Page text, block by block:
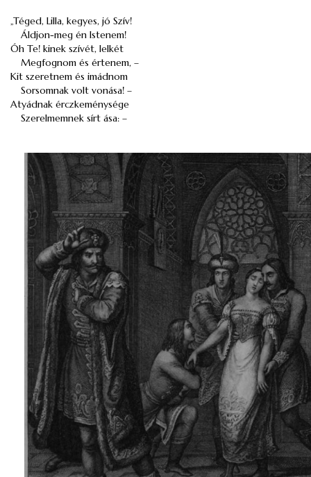
„Téged, Lilla, kegyes, jó Szív!
Áldjon-meg én Istenem!
Óh Te! kinek szívét, lelkét
Megfognom és értenem, –
Kit szeretnem és imádnom
Sorsomnak volt vonása! –
Atyádnak érczkeménysége
Szerelmemnek sírt ása: –